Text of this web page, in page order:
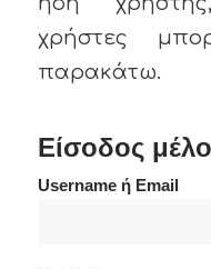
χρήστες
παρακάτω.
Είσοδος
Username ή Email